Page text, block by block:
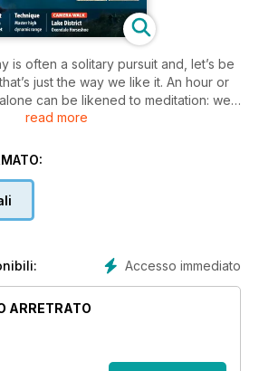
is often a solitary pursuit and, let’s be
just the way we like it. An hour or
can be likened to meditation: we
focused, allowing events to unfold
them. As a result, our images are
can also be a lonely pursuit.
that amazing dawn or inspiring sunset,
read more
Accesso immediato
ARRETRATO